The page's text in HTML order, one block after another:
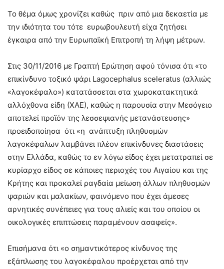
Το θέμα όμως χρονίζει καθώς πριν από μια δεκαετία με
την ιδιότητα του τότε ευρωβουλευτή είχα ζητήσει
έγκαιρα από την Ευρωπαϊκή Επιτροπή τη λήψη μέτρων.
Στις 30/11/2016 με Γραπτή Ερώτηση αφού τόνισα ότι «το
επικίνδυνο τοξικό ψάρι Lagocephalus sceleratus (αλλιώς
«λαγοκέφαλο») κατατάσσεται στα χωροκατακτητικά
αλλόχθονα είδη (ΧΑΕ), καθώς η παρουσία στην Μεσόγειο
αποτελεί προϊόν της λεσσεψιανής μετανάστευσης»
προειδοποίησα ότι «η ανάπτυξη πληθυσμών
λαγοκέφαλων λαμβάνει πλέον επικίνδυνες διαστάσεις
στην Ελλάδα, καθώς το εν λόγω είδος έχει μετατραπεί σε
κυρίαρχο είδος σε κάποιες περιοχές του Αιγαίου και της
Κρήτης και προκαλεί ραγδαία μείωση άλλων πληθυσμών
ψαριών και μαλακίων, φαινόμενο που έχει άμεσες
αρνητικές συνέπειες για τους αλιείς και του οποίου οι
οικολογικές επιπτώσεις παραμένουν ασαφείς».
Επισήμανα ότι «ο σημαντικότερος κίνδυνος της
εξάπλωσης του λαγοκέφαλου προέρχεται από την